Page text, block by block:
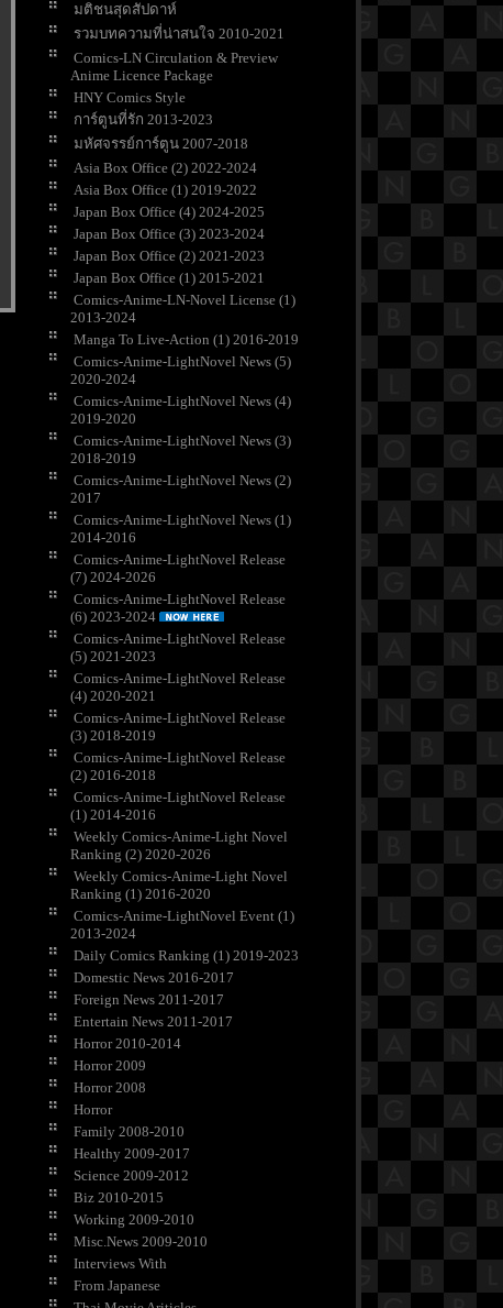
มติชนสุดสัปดาห์
รวมบทความที่น่าสนใจ 2010-2021
Comics-LN Circulation & Preview
Anime Licence Package
HNY Comics Style
การ์ตูนที่รัก 2013-2023
มหัศจรรย์การ์ตูน 2007-2018
Asia Box Office (2) 2022-2024
Asia Box Office (1) 2019-2022
Japan Box Office (4) 2024-2025
Japan Box Office (3) 2023-2024
Japan Box Office (2) 2021-2023
Japan Box Office (1) 2015-2021
Comics-Anime-LN-Novel License (1)
2013-2024
Manga To Live-Action (1) 2016-2019
Comics-Anime-LightNovel News (5)
2020-2024
Comics-Anime-LightNovel News (4)
2019-2020
Comics-Anime-LightNovel News (3)
2018-2019
Comics-Anime-LightNovel News (2)
2017
Comics-Anime-LightNovel News (1)
2014-2016
Comics-Anime-LightNovel Release
(7) 2024-2026
Comics-Anime-LightNovel Release
(6) 2023-2024
Comics-Anime-LightNovel Release
(5) 2021-2023
Comics-Anime-LightNovel Release
(4) 2020-2021
Comics-Anime-LightNovel Release
(3) 2018-2019
Comics-Anime-LightNovel Release
(2) 2016-2018
Comics-Anime-LightNovel Release
(1) 2014-2016
Weekly Comics-Anime-Light Novel
Ranking (2) 2020-2026
Weekly Comics-Anime-Light Novel
Ranking (1) 2016-2020
Comics-Anime-LightNovel Event (1)
2013-2024
Daily Comics Ranking (1) 2019-2023
Domestic News 2016-2017
Foreign News 2011-2017
Entertain News 2011-2017
Horror 2010-2014
Horror 2009
Horror 2008
Horror
Family 2008-2010
Healthy 2009-2017
Science 2009-2012
Biz 2010-2015
Working 2009-2010
Misc.News 2009-2010
Interviews With
From Japanese